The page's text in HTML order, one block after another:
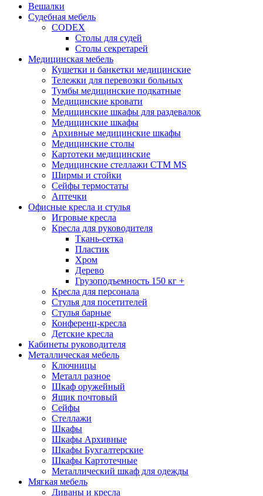
Вешалки
Судебная мебель
CODEX
Столы для судей
Столы секретарей
Медицинская мебель
Кушетки и банкетки медицинские
Тележки для перевозки больных
Тумбы медицинские подкатные
Медицинские кровати
Медицинские шкафы для раздевалок
Медицинские шкафы
Архивные медицинские шкафы
Медицинские столы
Картотеки медицинские
Медицинские стеллажи CTM MS
Ширмы и стойки
Сейфы термостаты
Аптечки
Офисные кресла и стулья
Игровые кресла
Кресла для руководителя
Ткань-сетка
Пластик
Хром
Дерево
Грузоподъемность 150 кг +
Кресла для персонала
Стулья для посетителей
Стулья барные
Конференц-кресла
Детские кресла
Кабинеты руководителя
Металлическая мебель
Ключницы
Металл разное
Шкаф оружейный
Ящик почтовый
Сейфы
Стеллажи
Шкафы
Шкафы Архивные
Шкафы Бухгалтерские
Шкафы Картотечные
Металлический шкаф для одежды
Мягкая мебель
Диваны и кресла